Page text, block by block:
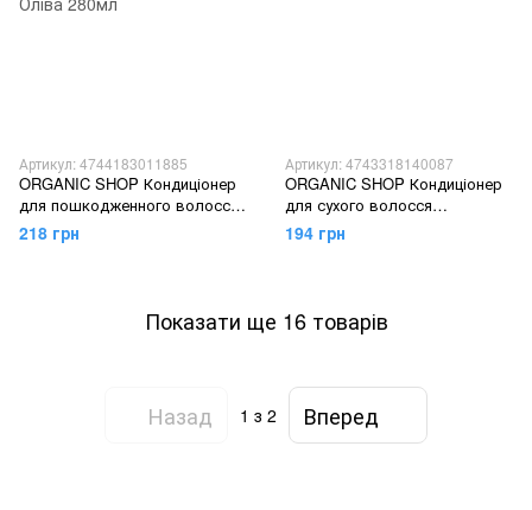
Артикул: 4744183011885
ORGANIC SHOP Кондиціонер
для пошкодженного волосся
Відновлюючий Авокадо і
Оліва 280мл
218 грн
Артикул: 4743318140087
ORGANIC SHOP Кондиціонер
для сухого волосся
Зволожуючий Артишок і
Брокколі 280мл
194 грн
Показати ще 16 товарів
Назад 1 з 2 Вперед